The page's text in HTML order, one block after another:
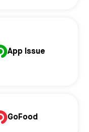
App Issue
GoFood